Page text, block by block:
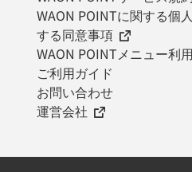
WAON POINTに関する個
する同意事項
WAON POINTメニュー利
ご利用ガイド
お問い合わせ
運営会社